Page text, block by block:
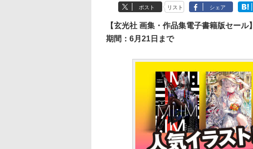
ポスト リスト シェア
【玄光社 画集・作品集電子書籍版セール】
期間：6月21日まで